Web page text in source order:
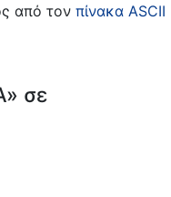
από τον πίνακα ASCII
σε